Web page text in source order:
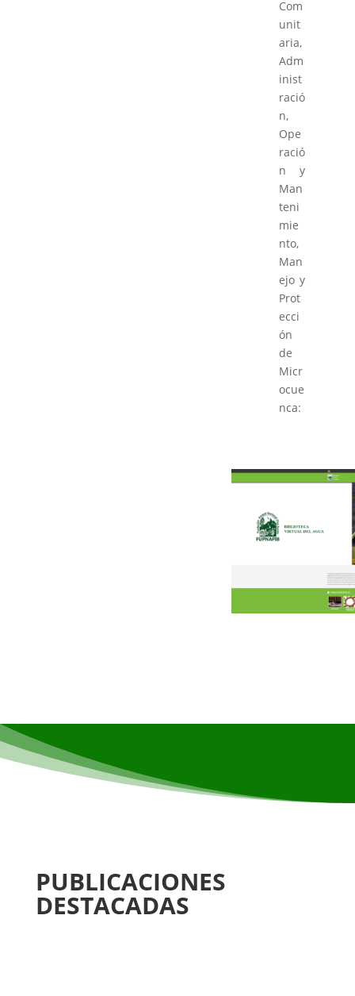
Com
unit
aria,
Adm
inist
ració
n,
Ope
ració
n y
Man
teni
mie
nto,
Man
ejo y
Prot
ecci
ón
de
Micr
ocue
nca:
PUBLICACIONES
DESTACADAS